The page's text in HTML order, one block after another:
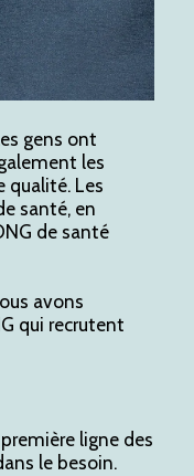
gens ont
les
qualité. Les
santé, en
de santé
avons
qui recrutent
ligne des
le besoin.